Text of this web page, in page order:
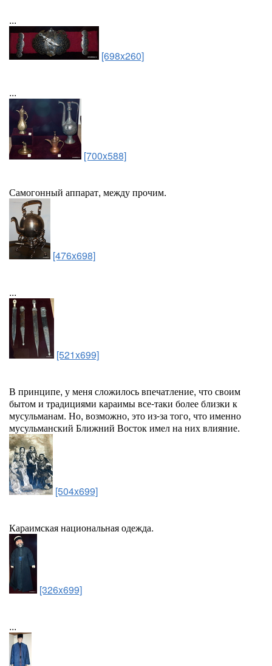
...
[698x260]
...
[700x588]
Самогонный аппарат, между прочим.
[476x698]
...
[521x699]
В принципе, у меня сложилось впечатление, что своим
бытом и традициями караимы все-таки более близки к
мусульманам. Но, возможно, это из-за того, что именно
мусульманский Ближний Восток имел на них влияние.
[504x699]
Караимская национальная одежда.
[326x699]
...